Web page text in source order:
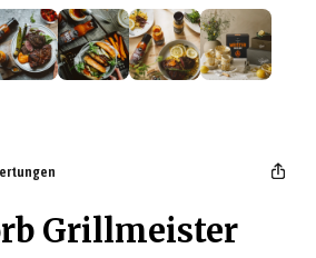
Grillmeister